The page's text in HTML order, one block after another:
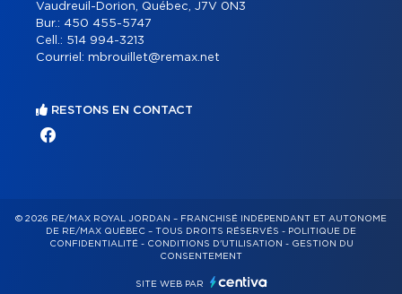
Vaudreuil-Dorion, Québec, J7V 0N3
Bur.: 450 455-5747
Cell.: 514 994-3213
Courriel: mbrouillet@remax.net
RESTONS EN CONTACT
© 2026 RE/MAX ROYAL JORDAN – FRANCHISÉ INDÉPENDANT ET AUTONOME
DE RE/MAX QUÉBEC – TOUS DROITS RÉSERVÉS - POLITIQUE DE
CONFIDENTIALITÉ- CONDITIONS D'UTILISATION - GESTION DU
CONSENTEMENT
SITE WEB PAR